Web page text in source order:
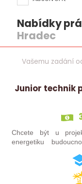
Nabídky
Hradec
Vašemu zadání
Junior technik
Chcete být u
energetiku
realizaci